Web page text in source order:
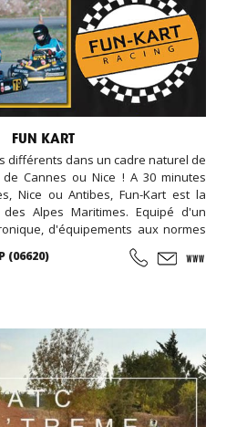
FUN KART
différents dans un cadre naturel de
Cannes ou Nice ! A 30 minutes
Nice ou Antibes, Fun-Kart est la
Alpes Maritimes. Equipé d'un
d'équipements aux normes
assistance mécanique, et un
avons également une piste de
(06620)